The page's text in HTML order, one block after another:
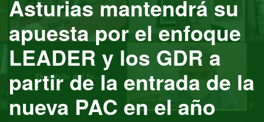
Asturias mantendrá su
apuesta por el enfoque
LEADER y los GDR a
partir de la entrada de la
nueva PAC en el año